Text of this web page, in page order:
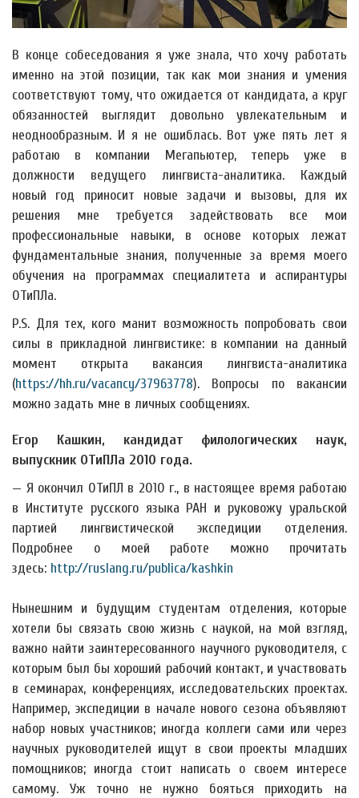
В конце собеседования я уже знала, что хочу работать
именно на этой позиции, так как мои знания и умения
соответствуют тому, что ожидается от кандидата, а круг
обязанностей выглядит довольно увлекательным и
неоднообразным. И я не ошиблась. Вот уже пять лет я
работаю в компании Мегапьютер, теперь уже в
должности ведущего лингвиста-аналитика. Каждый
новый год приносит новые задачи и вызовы, для их
решения мне требуется задействовать все мои
профессиональные навыки, в основе которых лежат
фундаментальные знания, полученные за время моего
обучения на программах специалитета и аспирантуры
ОТиПЛа.
P.S. Для тех, кого манит возможность попробовать свои
силы в прикладной лингвистике: в компании на данный
момент открыта вакансия лингвиста-аналитика
(https://hh.ru/vacancy/37963778). Вопросы по вакансии
можно задать мне в личных сообщениях.
Егор Кашкин, кандидат филологических наук,
выпускник ОТиПЛа 2010 года.
— Я окончил ОТиПЛ в 2010 г., в настоящее время работаю
в Институте русского языка РАН и руковожу уральской
партией лингвистической экспедиции отделения.
Подробнее о моей работе можно прочитать
здесь: http://ruslang.ru/publica/kashkin
Нынешним и будущим студентам отделения, которые
хотели бы связать свою жизнь с наукой, на мой взгляд,
важно найти заинтересованного научного руководителя, с
которым был бы хороший рабочий контакт, и участвовать
в семинарах, конференциях, исследовательских проектах.
Например, экспедиции в начале нового сезона объявляют
набор новых участников; иногда коллеги сами или через
научных руководителей ищут в свои проекты младших
помощников; иногда стоит написать о своем интересе
самому. Уж точно не нужно бояться приходить на